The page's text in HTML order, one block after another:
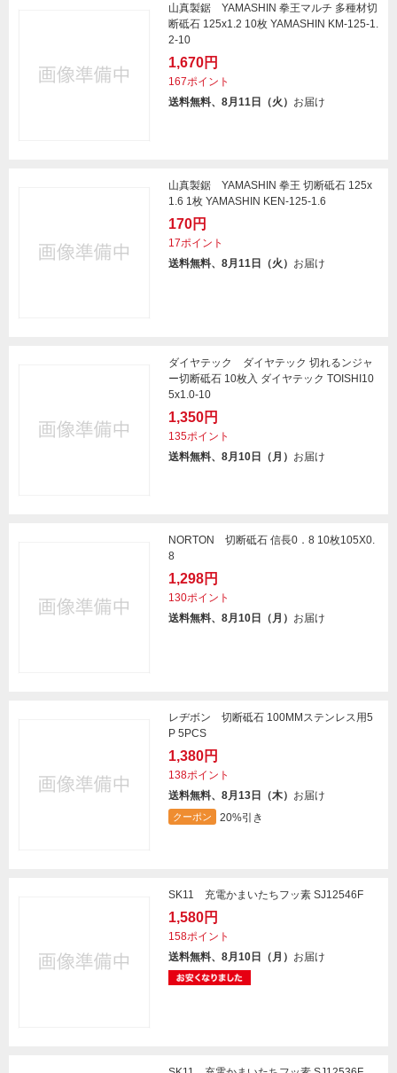
山真製鋸 YAMASHIN 拳王マルチ 多種材切
断砥石 125x1.2 10枚 YAMASHIN KM-125-1.
2-10
1,670円
167ポイント
送料無料、8月11日（火） お届け
山真製鋸 YAMASHIN 拳王 切断砥石 125x
1.6 1枚 YAMASHIN KEN-125-1.6
170円
17ポイント
送料無料、8月11日（火） お届け
ダイヤテック ダイヤテック 切れるンジャ
ー切断砥石 10枚入 ダイヤテック TOISHI10
5x1.0-10
1,350円
135ポイント
送料無料、8月10日（月） お届け
NORTON 切断砥石 信長0．8 10枚105X0.
8
1,298円
130ポイント
送料無料、8月10日（月） お届け
レヂボン 切断砥石 100MMステンレス用5
P 5PCS
1,380円
138ポイント
送料無料、8月13日（木） お届け
クーポン 20%引き
SK11 充電かまいたちフッ素 SJ12546F
1,580円
158ポイント
送料無料、8月10日（月） お届け